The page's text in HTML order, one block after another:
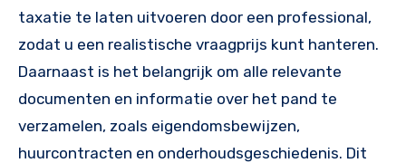
taxatie te laten uitvoeren door een professional,
zodat u een realistische vraagprijs kunt hanteren.
Daarnaast is het belangrijk om alle relevante
documenten en informatie over het pand te
verzamelen, zoals eigendomsbewijzen,
huurcontracten en onderhoudsgeschiedenis. Dit